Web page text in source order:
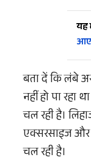
यह
बता दें कि लंबे
नहीं हो पा
चल रही है।
एक्सरसाइज और
चल रही है।